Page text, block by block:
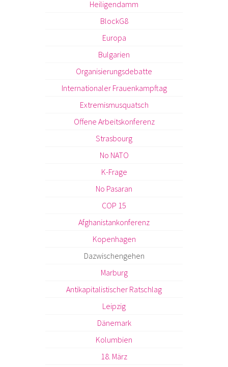
Heiligendamm
BlockG8
Europa
Bulgarien
Organisierungsdebatte
Internationaler Frauenkampftag
Extremismusquatsch
Offene Arbeitskonferenz
Strasbourg
No NATO
K-Frage
No Pasaran
COP 15
Afghanistankonferenz
Kopenhagen
Dazwischengehen
Marburg
Antikapitalistischer Ratschlag
Leipzig
Dänemark
Kolumbien
18. März